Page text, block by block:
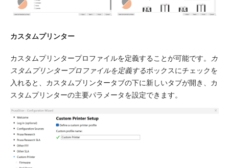
カスタムプリンター
カスタムプリンタープロファイルを定義することが可能です。
カ
スタムプリンタープロファイルを定義するボックスにチェックを
入れると、カスタムプリンタータブの下に新しいタブが開き、カ
スタムプリンターの主要パラメータを設定できます。